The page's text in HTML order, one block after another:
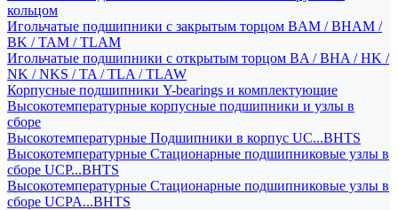
кольцом
Игольчатые подшипники с закрытым торцом BAM / BHAM /
BK / TAM / TLAM
Игольчатые подшипники с открытым торцом BA / BHA / HK /
NK / NKS / TA / TLA / TLAW
Корпусные подшипники Y-bearings и комплектующие
Высокотемпературные корпусные подшипники и узлы в
сборе
Высокотемпературные Подшипники в корпус UC...BHTS
Высокотемпературные Стационарные подшипниковые узлы в
сборе UCP...BHTS
Высокотемпературные Стационарные подшипниковые узлы в
сборе UCPA...BHTS